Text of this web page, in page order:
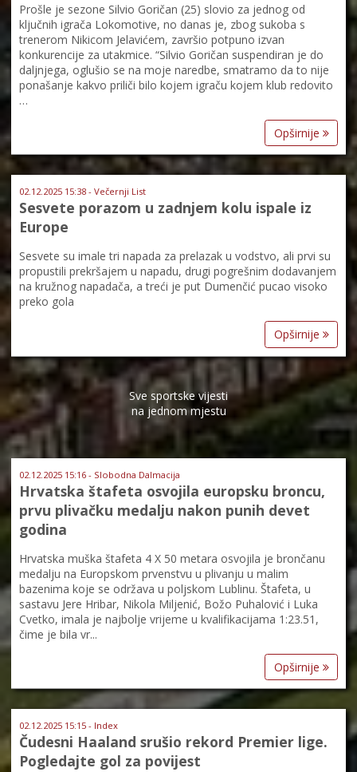
Prošle je sezone Silvio Goričan (25) slovio za jednog od
ključnih igrača Lokomotive, no danas je, zbog sukoba s
trenerom Nikicom Jelavićem, završio potpuno izvan
konkurencije za utakmice. “Silvio Goričan suspendiran je do
daljnjega, oglušio se na moje naredbe, smatramo da to nije
ponašanje kakvo priliči bilo kojem igraču kojem klub redovito
…
Opširnije
02.12.2025 15:38 - Večernji List
Sesvete porazom u zadnjem kolu ispale iz
Europe
Sesvete su imale tri napada za prelazak u vodstvo, ali prvi su
propustili prekršajem u napadu, drugi pogrešnim dodavanjem
na kružnog napadača, a treći je put Dumenčić pucao visoko
preko gola
Opširnije
Sve sportske vijesti
na jednom mjestu
02.12.2025 15:16 - Slobodna Dalmacija
Hrvatska štafeta osvojila europsku broncu,
prvu plivačku medalju nakon punih devet
godina
Hrvatska muška štafeta 4 X 50 metara osvojila je brončanu
medalju na Europskom prvenstvu u plivanju u malim
bazenima koje se održava u poljskom Lublinu. Štafeta, u
sastavu Jere Hribar, Nikola Miljenić, Božo Puhalović i Luka
Cvetko, imala je najbolje vrijeme u kvalifikacijama 1:23.51,
čime je bila vr...
Opširnije
02.12.2025 15:15 - Index
Čudesni Haaland srušio rekord Premier lige.
Pogledajte gol za povijest